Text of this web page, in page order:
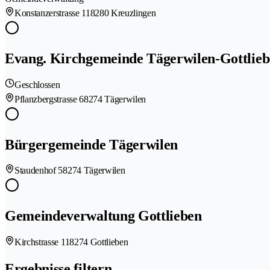
Konstanzerstrasse 118280 Kreuzlingen
Evang. Kirchgemeinde Tägerwilen-
Geschlossen
Pflanzbergstrasse 68274 Tägerwilen
Bürgergemeinde Tägerwilen
Staudenhof 58274 Tägerwilen
Gemeindeverwaltung Gottlieben
Kirchstrasse 118274 Gottlieben